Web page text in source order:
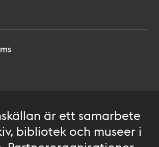
är ett samarbete
bibliotek och museer i